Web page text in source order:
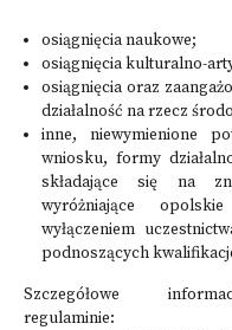
osiągnięcia naukowe;
osiągnięcia kulturalno-
osiągnięcia oraz
działalność na rzecz
inne, niewymienione
wniosku, formy
składające się na
wyróżniające
wyłączeniem
podnoszących
Szczegółowe
regulaminie: